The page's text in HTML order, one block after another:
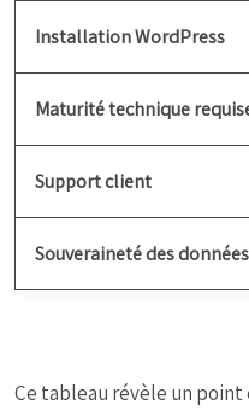
Installation WordPress
Maturité technique
Support client
Souveraineté des données
Ce tableau révèle un point